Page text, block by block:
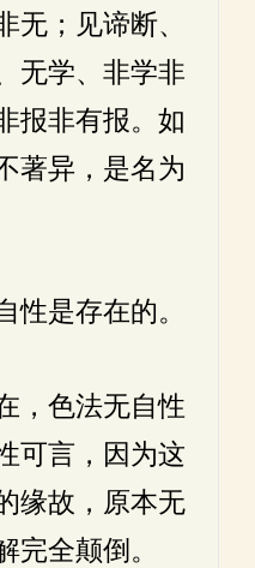
无；见谛断、
无学、非学非
报非有报。如
著异，是名为
性是存在的。
，色法无自性
可言，因为这
缘故，原本无
完全颠倒。